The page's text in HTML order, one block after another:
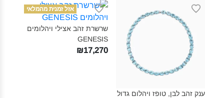
ענק זהב לבן, טופז ויהלום גדול
אזל זמנית מהמלאי
שרשרת זהב אצילי ויהלומים
GENESIS‎
₪17,270